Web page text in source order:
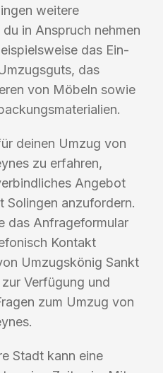
weitere
in Anspruch nehmen
das Ein-
das
von Möbeln sowie
deinen Umzug von
zu erfahren,
Angebot
Solingen anzufordern.
das Anfrageformular
Kontakt
Umzugskönig Sankt
Verfügung und
zum Umzug von
Stadt kann eine